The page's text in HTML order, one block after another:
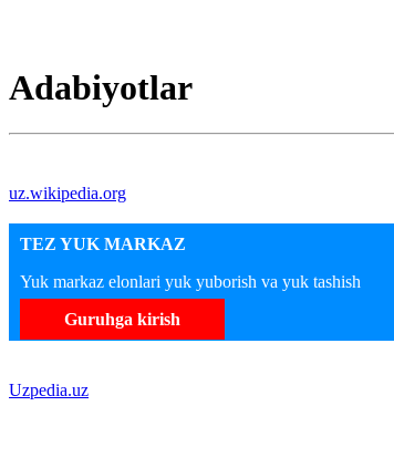
Adabiyotlar
uz.wikipedia.org
TEZ YUK MARKAZ
Yuk markaz elonlari yuk yuborish va yuk tashish
Guruhga kirish
Uzpedia.uz